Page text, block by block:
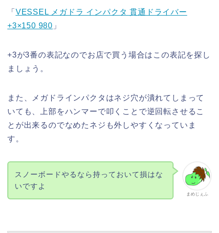
「 VESSEL メガドラ インパクタ 貫通ドライバー
+3×150 980 」
+3が3番の表記なのでお店で買う場合はこの表記を探し
ましょう。
また、メガドラインパクタはネジ穴が潰れてしまって
いても、上部をハンマーで叩くことで逆回転させるこ
とが出来るのでなめたネジも外しやすくなっていま
す。
まめじぇふ
スノーボードやるなら持っておいて損はな
いですよ